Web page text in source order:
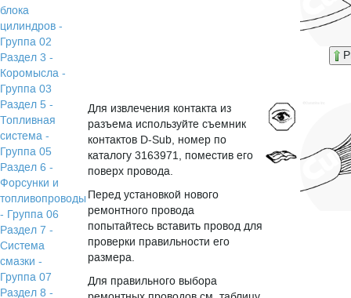
блока
цилиндров -
Группа 02
Раздел 3 -
Коромысла -
Группа 03
Раздел 5 -
Топливная
система -
Группа 05
Раздел 6 -
Форсунки и
топливопроводы
- Группа 06
Раздел 7 -
Система
смазки -
Группа 07
Раздел 8 -
Для извлечения контакта из
разъема используйте съемник
контактов D-Sub, номер по
каталогу 3163971, поместив его
поверх провода.
Перед установкой нового
ремонтного провода
попытайтесь вставить провод для
проверки правильности его
размера.
Для правильного выбора